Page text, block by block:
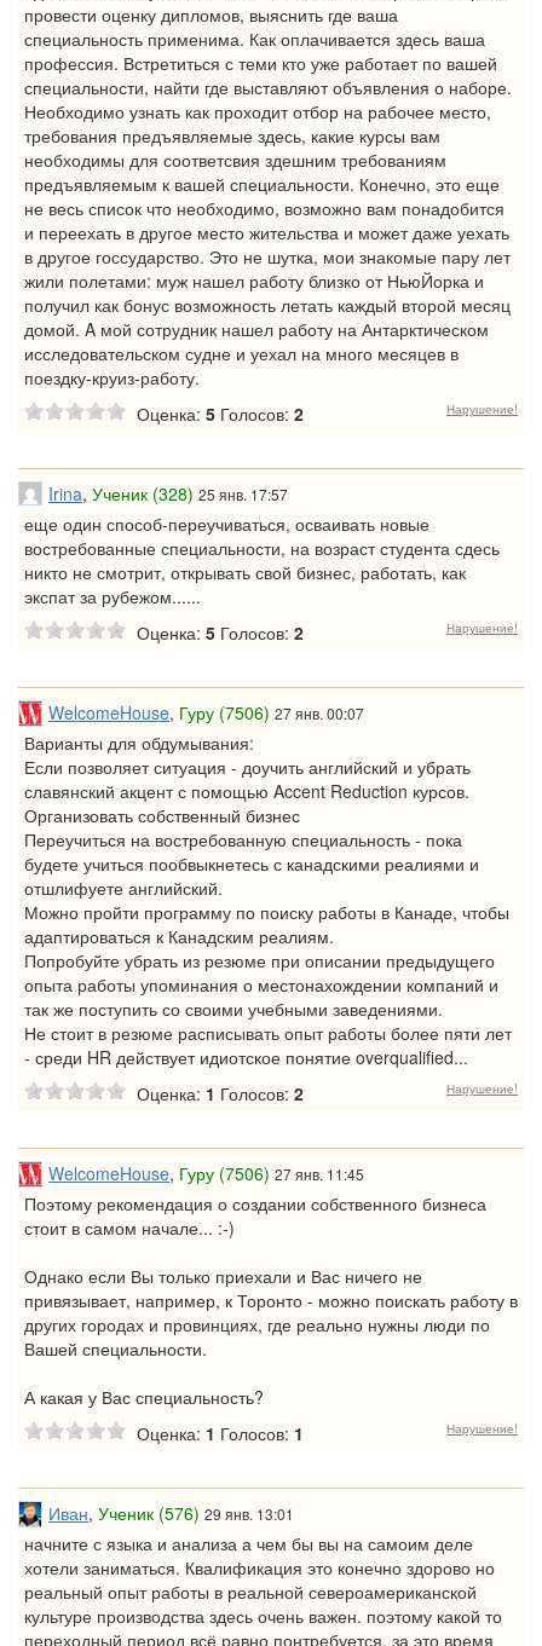
провести оценку дипломов, выяснить где ваша
специальность применима. Как оплачивается здесь ваша
профессия. Встретиться с теми кто уже работает по вашей
специальности, найти где выставляют объявления о наборе.
Необходимо узнать как проходит отбор на рабочее место,
требования предъявляемые здесь, какие курсы вам
необходимы для соответсвия здешним требованиям
предъявляемым к вашей специальности. Конечно, это еще
не весь список что необходимо, возможно вам понадобится
и переехать в другое место жительства и может даже уехать
в другое госсударство. Это не шутка, мои знакомые пару лет
жили полетами: муж нашел работу близко от НьюЙорка и
получил как бонус возможность летать каждый второй месяц
домой. A мой сотрудник нашел работу на Антарктическом
исследовательском судне и уехал на много месяцев в
поездку-круиз-работу.
Оценка: 5 Голосов: 2 Нарушение!
Irina, Ученик (328) 25 янв. 17:57
еще один способ-переучиваться, осваивать новые
востребованные специальности, на возраст студента сдесь
никто не смотрит, открывать свой бизнес, работать, как
экспат за рубежом......
Оценка: 5 Голосов: 2 Нарушение!
WelcomeHouse, Гуру (7506) 27 янв. 00:07
Варианты для обдумывания:
Если позволяет ситуация - доучить английский и убрать
славянский акцент с помощью Accent Reduction курсов.
Организовать собственный бизнес
Переучиться на востребованную специальность - пока
будете учиться пообвыкнетесь с канадскими реалиями и
отшлифуете английский.
Можно пройти программу по поиску работы в Канаде, чтобы
адаптироваться к Канадским реалиям.
Попробуйте убрать из резюме при описании предыдущего
опыта работы упоминания о местонахождении компаний и
так же поступить со своими учебными заведениями.
Не стоит в резюме расписывать опыт работы более пяти лет
- среди HR действует идиотское понятие overqualified...
Оценка: 1 Голосов: 2 Нарушение!
WelcomeHouse, Гуру (7506) 27 янв. 11:45
Поэтому рекомендация о создании собственного бизнеса
стоит в самом начале... :-)
Однако если Вы только приехали и Вас ничего не
привязывает, например, к Торонто - можно поискать работу в
других городах и провинциях, где реально нужны люди по
Вашей специальности.
А какая у Вас специальность?
Оценка: 1 Голосов: 1 Нарушение!
Иван, Ученик (576) 29 янв. 13:01
начните с языка и анализа а чем бы вы на самоим деле
хотели заниматься. Квалификация это конечно здорово но
реальный опыт работы в реальной североамериканской
культуре производства здесь очень важен. поэтому какой то
переходный период всё равно понтребуется. за это время